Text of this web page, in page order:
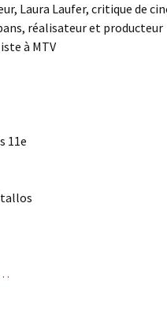
Laura Laufer, critique de
réalisateur et producteur
à MTV
11e